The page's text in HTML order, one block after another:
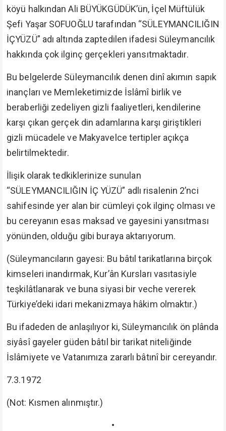
köyü halkından Ali BÜYÜKGÜDÜK’ün, İçel Müftülük
Şefi Yaşar SOFUOĞLU tarafından “SÜLEYMANCILIĞIN
İÇYÜZÜ” adı altında zaptedilen ifadesi Süleymancılık
hakkında çok ilginç gerçekleri yansıtmaktadır.
Bu belgelerde Süleymancılık denen dinî akımın sapık
inançları ve Memleketimizde İslâmî birlik ve
beraberliği zedeliyen gizli faaliyetleri, kendilerine
karşı çıkan gerçek din adamlarına karşı giriştikleri
gizli mücadele ve Makyavelce tertipler açıkça
belirtilmektedir.
İlişik olarak tedkiklerinize sunulan
“SÜLEYMANCILIĞIN İÇ YÜZÜ” adlı risalenin 2’nci
sahifesinde yer alan bir cümleyi çok ilginç olması ve
bu cereyanın esas maksad ve gayesini yansıtması
yönünden, olduğu gibi buraya aktarıyorum.
(Süleymancıların gayesi: Bu bâtıl tarikatlarına birçok
kimseleri inandırmak, Kur’ân Kursları vasıtasiyle
teşkilâtlanarak ve buna siyasi bir veche vererek
Türkiye’deki idari mekanizmaya hâkim olmaktır.)
Bu ifadeden de anlaşılıyor ki, Süleymancılık ön plânda
siyâsî gayeler güden bâtıl bir tarikat niteliğinde
İslâmiyete ve Vatanımıza zararlı bâtınî bir cereyandır.
7.3.1972
(Not: Kısmen alınmıştır.)
•